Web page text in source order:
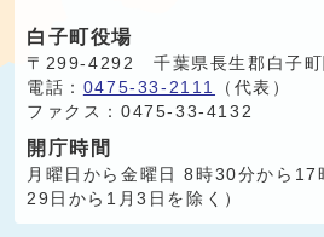
白子町役場
〒299-4292 千葉県長生郡白子町
電話： 0475-33-2111
（代表）
ファクス：0475-33-4132
開庁時間
月曜日から金曜日 8時30分から17
29日から1月3日を除く）